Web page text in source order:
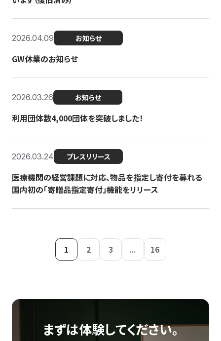
2026.04.09 お知らせ
GW休業のお知らせ
2026.03.26 お知らせ
利用団体数4,000団体を突破しました！
2026.03.24 プレスリリース
医療機関の経営課題に対応、物品を指定し寄付を募れる
国内初の「寄贈品指定寄付」機能をリリース
1 2 3 ... 16
まずは体験してください。